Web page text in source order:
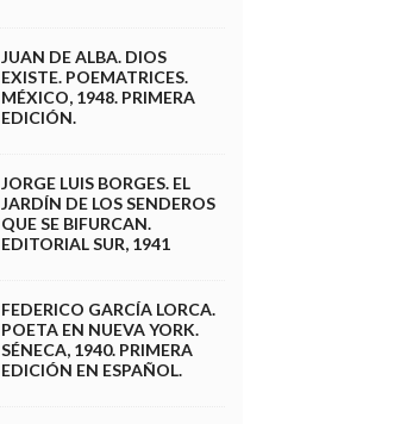
JUAN DE ALBA. DIOS
EXISTE. POEMATRICES.
MÉXICO, 1948. PRIMERA
EDICIÓN.
JORGE LUIS BORGES. EL
JARDÍN DE LOS SENDEROS
QUE SE BIFURCAN.
EDITORIAL SUR, 1941
FEDERICO GARCÍA LORCA.
POETA EN NUEVA YORK.
SÉNECA, 1940. PRIMERA
EDICIÓN EN ESPAÑOL.